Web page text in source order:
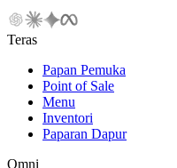
Teras
Papan Pemuka
Point of Sale
Menu
Inventori
Paparan Dapur
Omni